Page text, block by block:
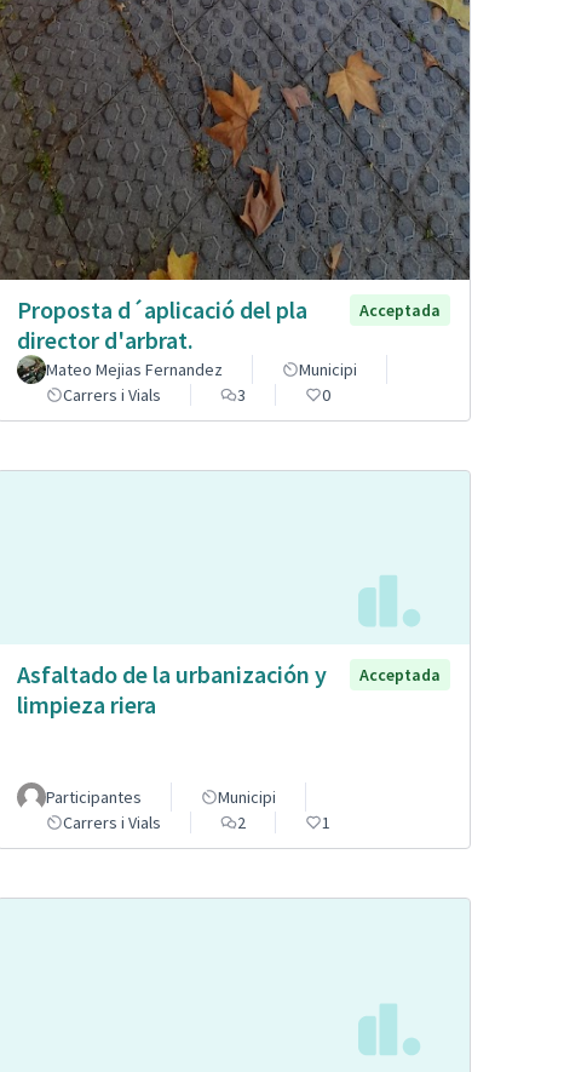
Proposta d´aplicació del pla
director d'arbrat.
Acceptada
Mateo Mejias Fernandez
Municipi
Carrers i Vials
3 0
Asfaltado de la urbanización y
limpieza riera
Acceptada
Participantes
Municipi
Carrers i Vials
2 1